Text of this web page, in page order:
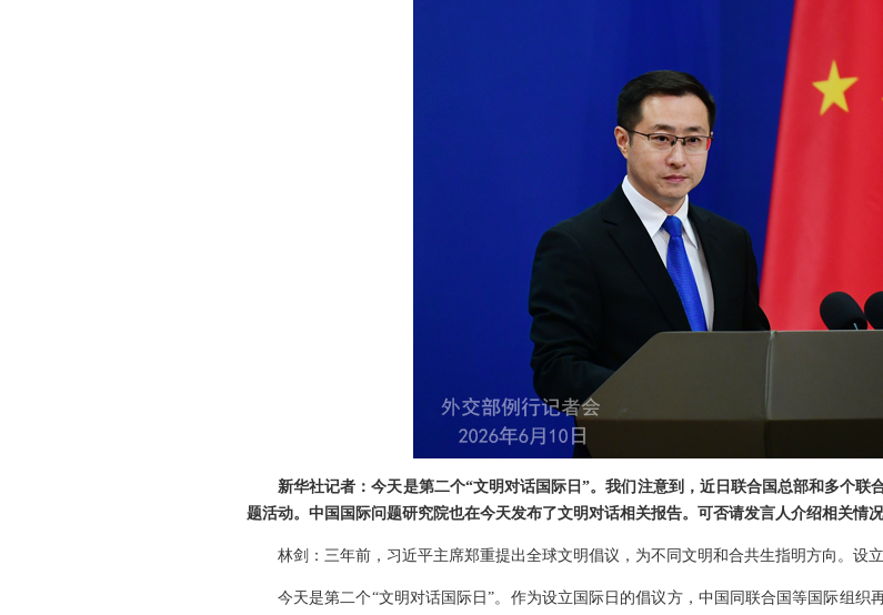
新华社记者：今天是第二个“文明对话国际日”。我们注意到，近日联合国总部和多个联
题活动。中国国际问题研究院也在今天发布了文明对话相关报告。可否请发言人介绍相关情
林剑：三年前，习近平主席郑重提出全球文明倡议，为不同文明和合共生指明方向。设
今天是第二个“文明对话国际日”。作为设立国际日的倡议方，中国同联合国等国际组织